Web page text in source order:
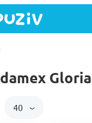
Gloria
40